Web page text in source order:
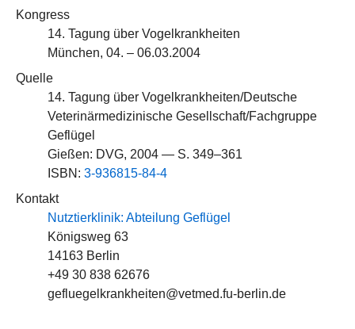
Kongress
14. Tagung über Vogelkrankheiten
München, 04. – 06.03.2004
Quelle
14. Tagung über Vogelkrankheiten/Deutsche
Veterinärmedizinische Gesellschaft/Fachgruppe
Geflügel
Gießen: DVG, 2004 — S. 349–361
ISBN: 3-936815-84-4
Kontakt
Nutztierklinik: Abteilung Geflügel
Königsweg 63
14163 Berlin
+49 30 838 62676
gefluegelkrankheiten@vetmed.fu-berlin.de